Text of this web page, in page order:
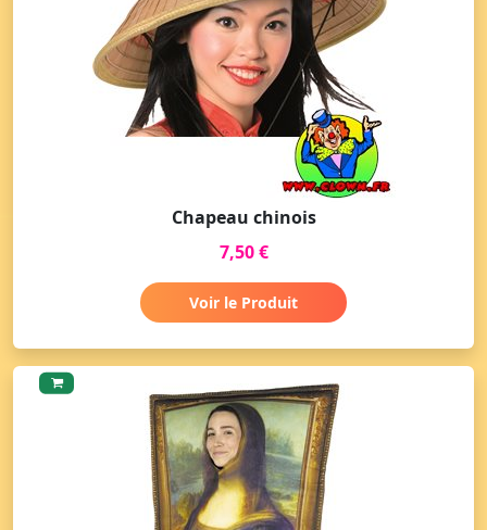
Chapeau chinois
7,50 €
Voir le Produit